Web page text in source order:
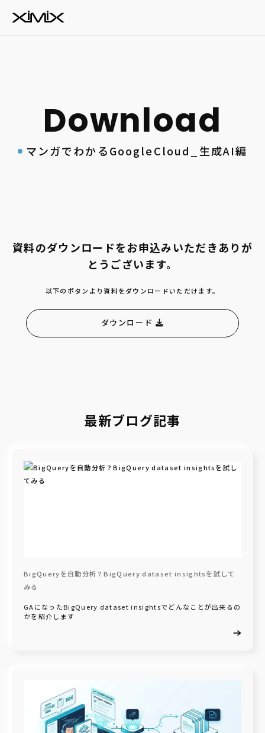
マンガでわかるGoogleCloud_生成AI編
資料のダウンロードをお申込みいただきありが
とうございます。
以下のボタンより資料をダウンロードいただけます。
ダウンロード
最新ブログ記事
BigQueryを自動分析？BigQuery dataset insightsを試して
みる
GAになったBigQuery dataset insightsでどんなことが出来るの
かを紹介します